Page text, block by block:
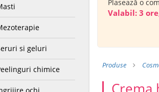
si geluri
chimice
Plasează o
Valabil: 3
Produse